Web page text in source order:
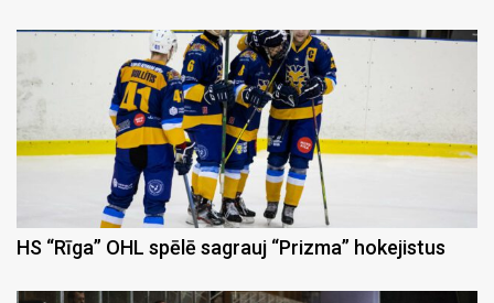
HS “Rīga” OHL spēlē sagrauj “Prizma” hokejistus